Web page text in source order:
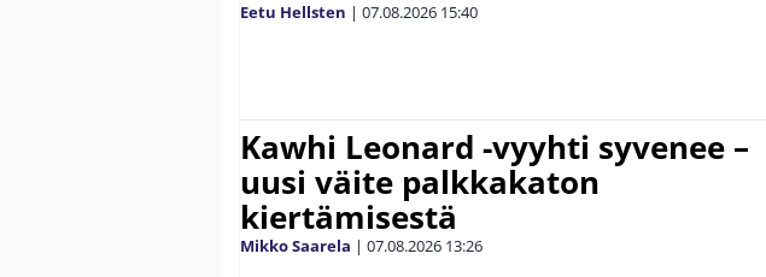
Eetu Hellsten | 07.08.2026 15:40
Kawhi Leonard -vyyhti syvenee –
uusi väite palkkakaton
kiertämisestä
Mikko Saarela | 07.08.2026 13:26